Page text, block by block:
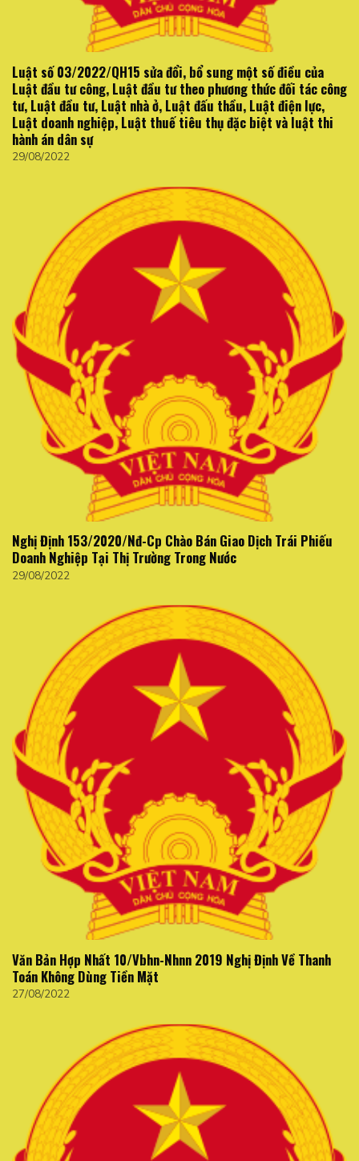
Luật số 03/2022/QH15 sửa đổi, bổ sung một số điều của
Luật đầu tư công, Luật đầu tư theo phương thức đối tác công
tư, Luật đầu tư, Luật nhà ở, Luật đấu thầu, Luật điện lực,
Luật doanh nghiệp, Luật thuế tiêu thụ đặc biệt và luật thi
hành án dân sự
29/08/2022
Nghị Định 153/2020/Nđ-Cp Chào Bán Giao Dịch Trái Phiếu
Doanh Nghiệp Tại Thị Trường Trong Nước
29/08/2022
Văn Bản Hợp Nhất 10/Vbhn-Nhnn 2019 Nghị Định Về Thanh
Toán Không Dùng Tiền Mặt
27/08/2022